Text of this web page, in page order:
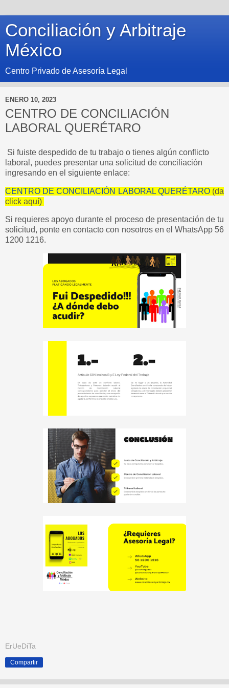
Conciliación y Arbitraje
México
Centro Privado de Asesoría Legal
ENERO 10, 2023
CENTRO DE CONCILIACIÓN
LABORAL QUERÉTARO
Si fuiste despedido de tu trabajo o tienes algún conflicto
laboral, puedes presentar una solicitud de conciliación
ingresando en el siguiente enlace:
CENTRO DE CONCILIACIÓN LABORAL QUERÉTARO(da
click aquí)
Si requieres apoyo durante el proceso de presentación de tu
solicitud, ponte en contacto con nosotros en el WhatsApp 56
1200 1216.
ErUeDiTa
Compartir